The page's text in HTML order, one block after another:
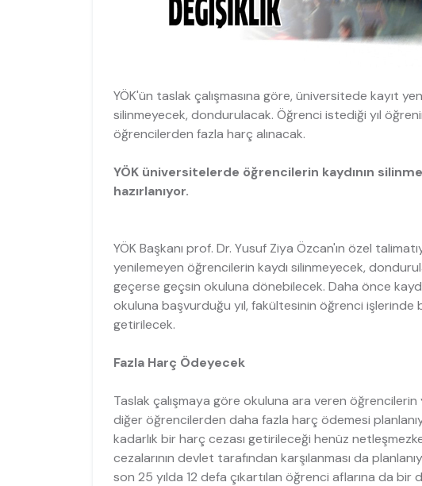
YÖK'ün taslak çalışmasına göre, üniversitede kayıt
silinmeyecek, dondurulacak. Öğrenci istediği yıl
öğrencilerden fazla harç alınacak.
YÖK üniversitelerde öğrencilerin kaydının
hazırlanıyor.
YÖK Başkanı prof. Dr. Yusuf Ziya Özcan'ın özel
yenilemeyen öğrencilerin kaydı silinmeyecek,
geçerse geçsin okuluna dönebilecek. Daha önce
okuluna başvurduğu yıl, fakültesinin öğrenci
getirilecek.
Fazla Harç Ödeyecek
Taslak çalışmaya göre okuluna ara veren
diğer öğrencilerden daha fazla harç ödemesi
kadarlık bir harç cezası getirileceği henüz
cezalarının devlet tarafından karşılanması da
son 25 yılda 12 defa çıkartılan öğrenci aflarına da